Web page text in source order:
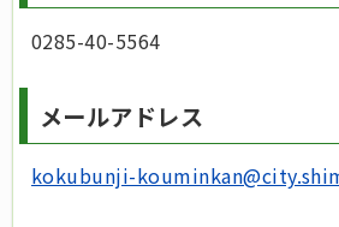
0285-40-5564
メールアドレス
kokubunji-